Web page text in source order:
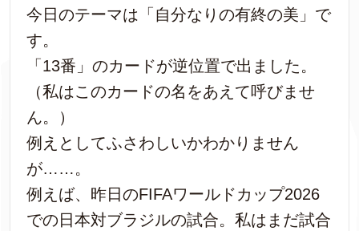
今日のテーマは「自分なりの有終の美」で
す。
「13番」のカードが逆位置で出ました。
（私はこのカードの名をあえて呼びませ
ん。）
例えとしてふさわしいかわかりません
が……。
例えば、昨日のFIFAワールドカップ2026
での日本対ブラジルの試合。私はまだ試合